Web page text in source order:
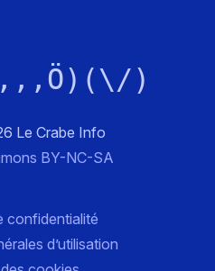
)
Le Crabe Info
BY-NC-SA
confidentialité
d’utilisation